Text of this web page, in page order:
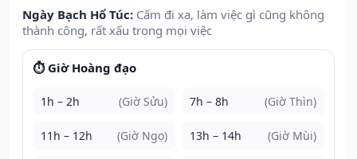
Ngày Bạch Hổ Túc: Cấm đi xa, làm việc gì cũng không
thành công, rất xấu trong mọi việc
⏱️ Giờ Hoàng đạo
1h – 2h (Giờ Sửu) 7h – 8h (Giờ Thìn)
11h – 12h (Giờ Ngọ) 13h – 14h (Giờ Mùi)